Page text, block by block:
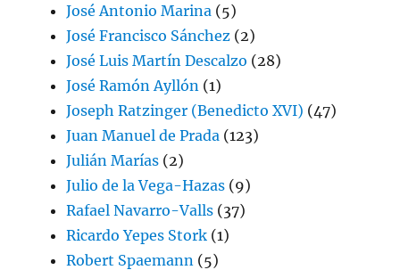
José Antonio Marina (5)
José Francisco Sánchez (2)
José Luis Martín Descalzo (28)
José Ramón Ayllón (1)
Joseph Ratzinger (Benedicto XVI) (47)
Juan Manuel de Prada (123)
Julián Marías (2)
Julio de la Vega-Hazas (9)
Rafael Navarro-Valls (37)
Ricardo Yepes Stork (1)
Robert Spaemann (5)